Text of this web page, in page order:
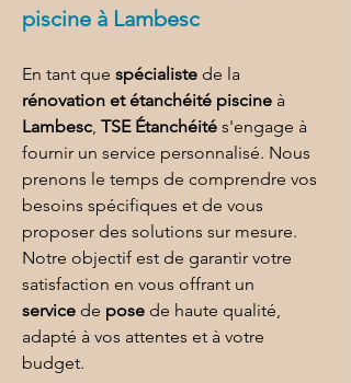
piscine à Lambesc
En tant que spécialiste de la
rénovation et étanchéité piscine à
Lambesc, TSE Étanchéité s'engage à
fournir un service personnalisé. Nous
prenons le temps de comprendre vos
besoins spécifiques et de vous
proposer des solutions sur mesure.
Notre objectif est de garantir votre
satisfaction en vous offrant un
service de pose de haute qualité,
adapté à vos attentes et à votre
budget.